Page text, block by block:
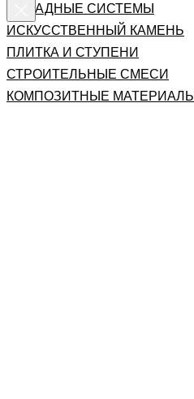
ФАСАДНЫЕ СИСТЕМЫ
ИСКУССТВЕННЫЙ КАМЕНЬ
ПЛИТКА И СТУПЕНИ
СТРОИТЕЛЬНЫЕ СМЕСИ
КОМПОЗИТНЫЕ МАТЕРИАЛЫ